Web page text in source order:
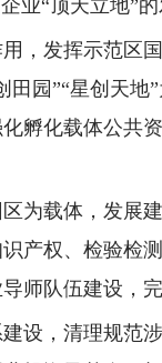
业“顶天立地”的
，发挥示范区
园”“星创天
孵化载体公
为载体，发展
产权、检验检
师队伍建设，
设，清理规范